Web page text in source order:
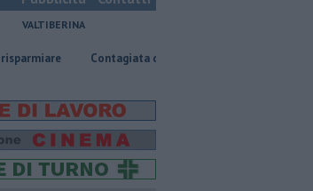
VALTIBERINA
Contagiata da legionella, non ce l'ha fatta